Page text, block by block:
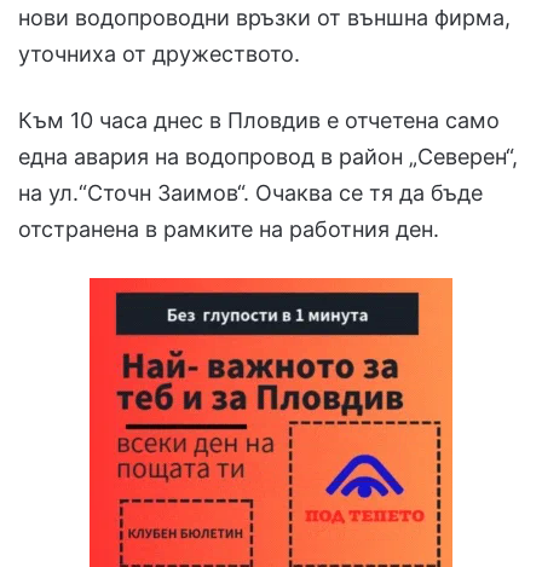
нови водопроводни връзки от външна фирма,
уточниха от дружеството.
Към 10 часа днес в Пловдив е отчетена само
една авария на водопровод в район „Северен“,
на ул.“Сточн Заимов“. Очаква се тя да бъде
отстранена в рамките на работния ден.